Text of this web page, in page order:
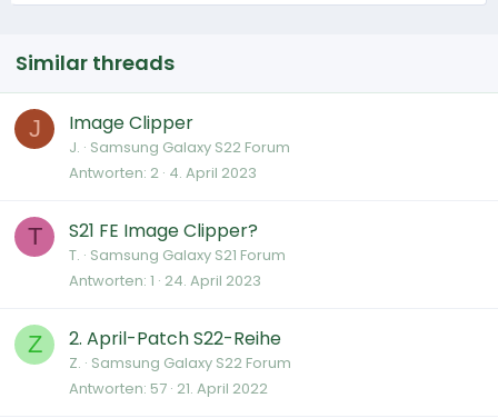
Similar threads
J Image Clipper
J. Samsung Galaxy S22 Forum
Antworten 2 4. April 2023
T S21 FE Image Clipper?
T. Samsung Galaxy S21 Forum
Antworten 1 24. April 2023
Z 2. April-Patch S22-Reihe
Z. Samsung Galaxy S22 Forum
Antworten 57 21. April 2022